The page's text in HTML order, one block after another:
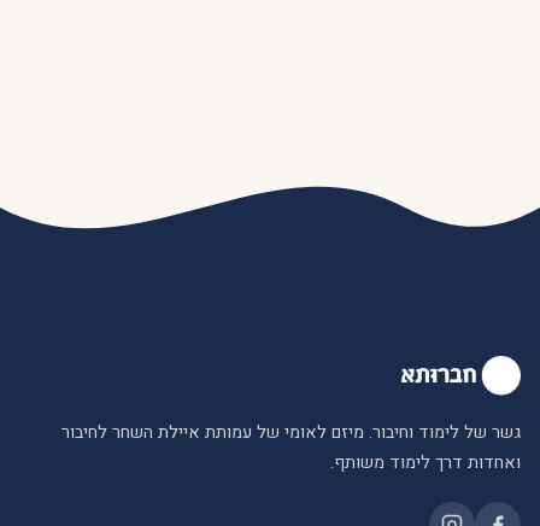
גשר של לימוד וחיבור. מיזם לאומי של עמותת איילת השחר לחיבור
ואחדות דרך לימוד משותף.